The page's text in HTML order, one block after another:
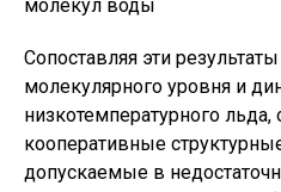
Сопоставляя эти
молекулярного уровня и
низкотемпературного
кооперативные
допускаемые в